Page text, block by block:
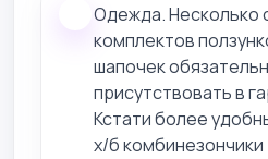
Одежда. Несколько
комплектов
шапочек
присутствовать в
Кстати более
х/б